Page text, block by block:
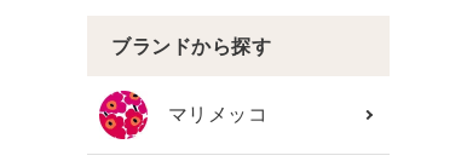
ブランドから探す
マリメッコ